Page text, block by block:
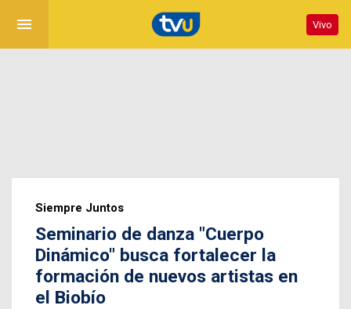
menu Vivo
Siempre Juntos
Seminario de danza "Cuerpo
Dinámico" busca fortalecer la
formación de nuevos artistas en
el Biobío